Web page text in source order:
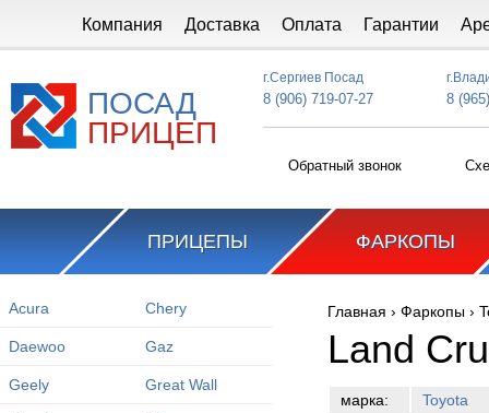
Компания Доставка Оплата Гарантии
ПОСАД
ПРИЦЕП
г.Сергиев Посад
8 (906) 719-07-27 8
Обратный звонок
ПРИЦЕПЫ ФАРКОПЫ
Acura Chery
Daewoo Gaz
Geely Great Wall
Вы здесь
Главная › Фаркопы ›
Land
марка:
Toyota